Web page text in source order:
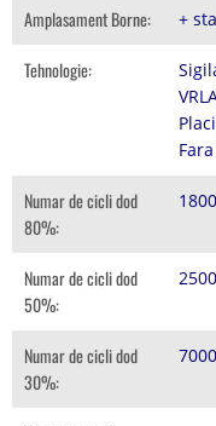
Amplasament Borne: +
Tehnologie:
Numar de cicli dod
80%:
1800
Numar de cicli dod
50%:
2500
Numar de cicli dod
30%:
7000